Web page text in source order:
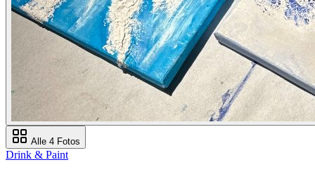
Alle 4 Fotos
Drink & Paint